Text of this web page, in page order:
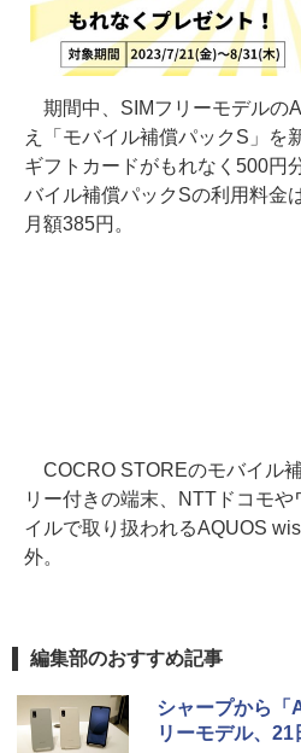
期間中、SIMフリーモデルの
え「モバイル補償パックS」を
ギフトカードがもれなく500円
バイル補償パックSの利用料金
月額385円。
COCRO STOREのモバイル
リー付きの端末、NTTドコモ
イルで取り扱われるAQUOS
外。
編集部のおすすめ記事
シャープから「
リーモデル、21